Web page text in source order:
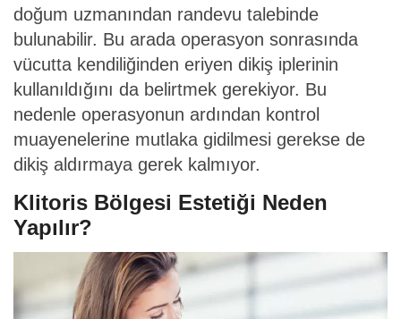
doğum uzmanından randevu talebinde
bulunabilir. Bu arada operasyon sonrasında
vücutta kendiliğinden eriyen dikiş iplerinin
kullanıldığını da belirtmek gerekiyor. Bu
nedenle operasyonun ardından kontrol
muayenelerine mutlaka gidilmesi gerekse de
dikiş aldırmaya gerek kalmıyor.
Klitoris Bölgesi Estetiği Neden
Yapılır?